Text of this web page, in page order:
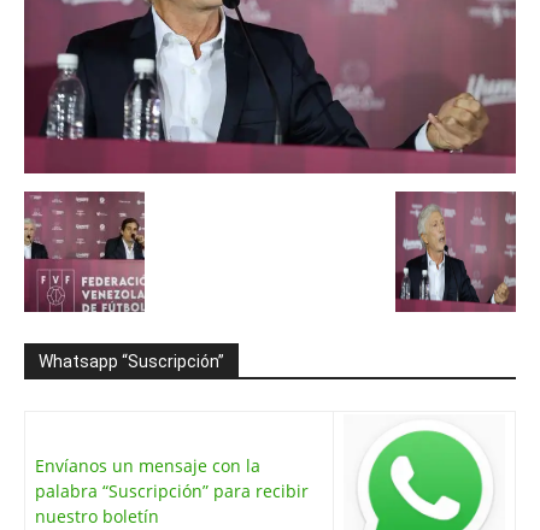
Whatsapp “Suscripción”
Envíanos un mensaje con la
palabra “Suscripción” para recibir
nuestro boletín